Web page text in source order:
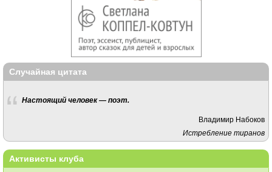
Случайная цитата
Настоящий человек — поэт.
Владимир Набоков
Истребление тиранов
Активисты клуба